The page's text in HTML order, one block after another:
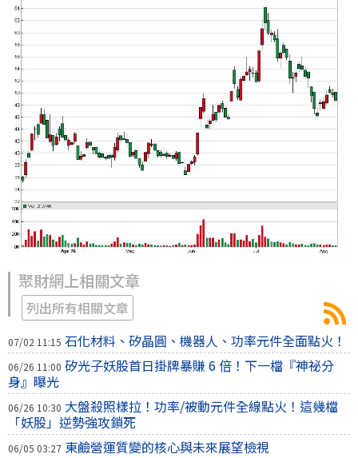
聚財網上相關文章
列出所有相關文章
07/02 11:15 石化材料、矽晶圓、機器人、功率元件全面點火！
06/26 11:00 矽光子妖股首日掛牌暴賺 6 倍！下一檔『神祕分
身』曝光
06/26 10:30 大盤殺照樣拉！功率/被動元件全線點火！這幾檔
「妖股」逆勢強攻鎖死
06/05 03:27 東鹼營運質變的核心與未來展望檢視